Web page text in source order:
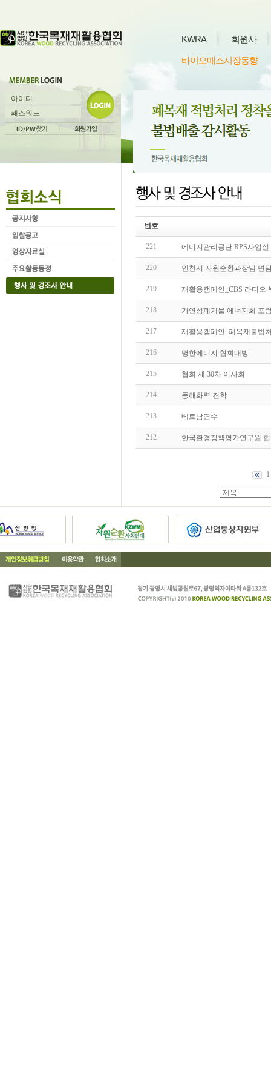
KWRA 회원사
바이오매스시장동향
번호
221 에너지관리공단 RPS사업실
220 인천시 자원순환과장님 면
219 재활용캠페인_CBS 라디오
218 가연성폐기물 에너지화 포
217 재활용캠페인_폐목재불법
216 명한에너지 협회내방
215 협회 제 30차 이사회
214 동해화력 견학
213 베트남연수
212 한국환경정책평가연구원
1